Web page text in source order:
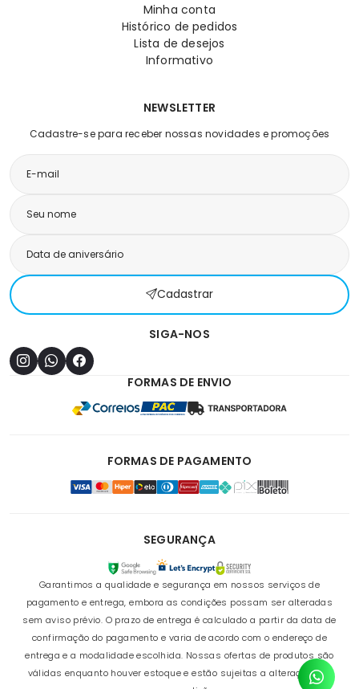
Minha conta
Histórico de pedidos
Lista de desejos
Informativo
NEWSLETTER
Cadastre-se para receber nossas novidades e promoções
Cadastrar
SIGA-NOS
FORMAS DE ENVIO
FORMAS DE PAGAMENTO
SEGURANÇA
Garantimos a qualidade e segurança em nossos serviços de
pagamento e entrega, embora as condições possam ser alteradas
sem aviso prévio. O prazo de entrega é calculado a partir da data de
confirmação do pagamento e varia de acordo com o endereço de
entrega e a modalidade escolhida. Nossas ofertas de produtos são
válidas enquanto houver estoque e estão sujeitas a alterações de